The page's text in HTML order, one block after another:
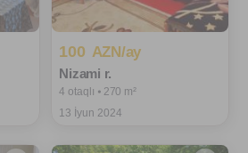
100 AZN/ay
Nizami r.
4 otaqlı ⦁ 270 m²
13 İyun 2024